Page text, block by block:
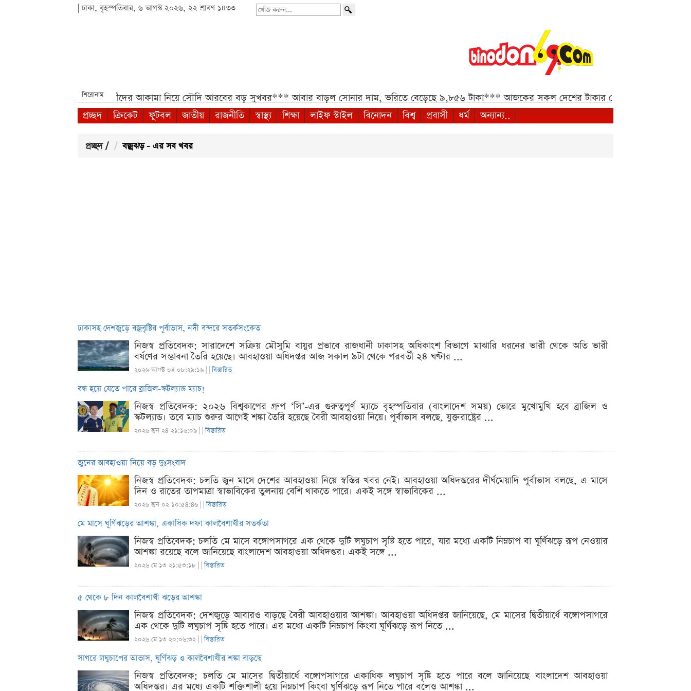
| ঢাকা, বৃহস্পতিবার, ৬ আগস্ট ২০২৬, ২২ শ্রাবণ ১৪৩৩
খোঁজ
শিরোনাম
বাংলাদেশি কর্মীদের আকামা নিয়ে সৌদি আরবের বড় সুখবর*** আবার বাড়ল সোনার দাম, ভরিতে বেড়েছে ৯,৮৫৬ টাকা*** আজকের সকল দেশের টাকার রেট: ০৬ আগস্ট ২০২৬***
প্রচ্ছদ
ক্রিকেট ফুটবল জাতীয় রাজনীতি স্বাস্থ্য শিক্ষা লাইফ স্টাইল বিনোদন বিশ্ব প্রবাসী ধর্ম অন্যান্য..
প্রচ্ছদ / বজ্রঝড় - এর সব খবর
ঢাকাসহ দেশজুড়ে বজ্রবৃষ্টির পূর্বাভাস, নদী বন্দরে সতর্কসংকেত
নিজস্ব প্রতিবেদক: সারাদেশে সক্রিয় মৌসুমি বায়ুর প্রভাবে রাজধানী ঢাকাসহ অধিকাংশ বিভাগে মাঝারি ধরনের ভারী থেকে অতি ভারী
বর্ষণের সম্ভাবনা তৈরি হয়েছে। আবহাওয়া অধিদপ্তর আজ সকাল ৯টা থেকে পরবর্তী ২৪ ঘণ্টার ...
২০২৬ আগস্ট ০৪ ০৮:২৯:১৬ | |বিস্তারিত
বন্ধ হয়ে যেতে পারে ব্রাজিল-স্কটল্যান্ড ম্যাচ!
নিজস্ব প্রতিবেদক: ২০২৬ বিশ্বকাপের গ্রুপ ‘সি’-এর গুরুত্বপূর্ণ ম্যাচে বৃহস্পতিবার (বাংলাদেশ সময়) ভোরে মুখোমুখি হবে ব্রাজিল ও
স্কটল্যান্ড। তবে ম্যাচ শুরুর আগেই শঙ্কা তৈরি হয়েছে বৈরী আবহাওয়া নিয়ে। পূর্বাভাস বলছে, যুক্তরাষ্ট্রের ...
২০২৬ জুন ২৪ ২১:১৬:০৯ | |বিস্তারিত
জুনের আবহাওয়া নিয়ে বড় দুঃসংবাদ
নিজস্ব প্রতিবেদক: চলতি জুন মাসে দেশের আবহাওয়া নিয়ে স্বস্তির খবর নেই। আবহাওয়া অধিদপ্তরের দীর্ঘমেয়াদি পূর্বাভাস বলছে, এ মাসে
দিন ও রাতের তাপমাত্রা স্বাভাবিকের তুলনায় বেশি থাকতে পারে। একই সঙ্গে স্বাভাবিকের ...
২০২৬ জুন ০২ ১০:৫৪:৪৬ | |বিস্তারিত
মে মাসে ঘূর্ণিঝড়ের আশঙ্কা, একাধিক দফা কালবৈশাখীর সতর্কতা
নিজস্ব প্রতিবেদক: চলতি মে মাসে বঙ্গোপসাগরে এক থেকে দুটি লঘুচাপ সৃষ্টি হতে পারে, যার মধ্যে একটি নিম্নচাপ বা ঘূর্ণিঝড়ে রূপ নেওয়ার
আশঙ্কা রয়েছে বলে জানিয়েছে বাংলাদেশ আবহাওয়া অধিদপ্তর। একই সঙ্গে ...
২০২৬ মে ১৩ ২১:৫৩:১৮ | |বিস্তারিত
৫ থেকে ৮ দিন কালবৈশাখী ঝড়ের আশঙ্কা
নিজস্ব প্রতিবেদক: দেশজুড়ে আবারও বাড়ছে বৈরী আবহাওয়ার আশঙ্কা। আবহাওয়া অধিদপ্তর জানিয়েছে, মে মাসের দ্বিতীয়ার্ধে বঙ্গোপসাগরে
এক থেকে দুটি লঘুচাপ সৃষ্টি হতে পারে। এর মধ্যে একটি নিম্নচাপ কিংবা ঘূর্ণিঝড়ে রূপ নিতে ...
২০২৬ মে ১৩ ২০:০৬:৩২ | |বিস্তারিত
সাগরে লঘুচাপের আভাস, ঘূর্ণিঝড় ও কালবৈশাখীর শঙ্কা বাড়ছে
নিজস্ব প্রতিবেদক: চলতি মে মাসের দ্বিতীয়ার্ধে বঙ্গোপসাগরে একাধিক লঘুচাপ সৃষ্টি হতে পারে বলে জানিয়েছে বাংলাদেশ আবহাওয়া
অধিদপ্তর। এর মধ্যে একটি শক্তিশালী হয়ে নিম্নচাপ কিংবা ঘূর্ণিঝড়ে রূপ নিতে পারে বলেও আশঙ্কা ...